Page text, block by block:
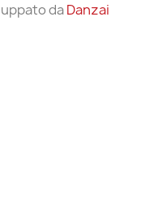
daDanzai